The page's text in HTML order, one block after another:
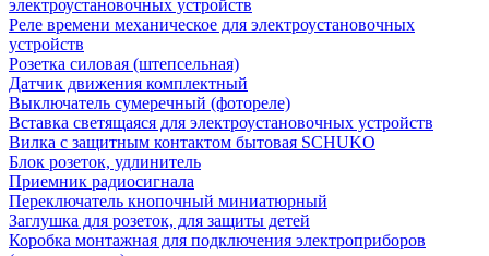
электроустановочных устройств
Реле времени механическое для электроустановочных
устройств
Розетка силовая (штепсельная)
Датчик движения комплектный
Выключатель сумеречный (фотореле)
Вставка светящаяся для электроустановочных устройств
Вилка с защитным контактом бытовая SCHUKO
Блок розеток, удлинитель
Приемник радиосигнала
Переключатель кнопочный миниатюрный
Заглушка для розеток, для защиты детей
Коробка монтажная для подключения электроприборов